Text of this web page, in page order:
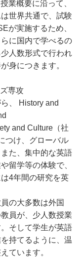
業概要に沿って、
世界共通で、試験
が実施するため、
に国内で学べるの
人数形式で行われ
身につきます。
専攻
、 History and
and Culture（社
つけ、グローバル
た、集中的な英語
留学等の体験で、
4年間の研究を英
の大多数は外国
員が、少人数授業
そして学生が英語
持てるように、温
ています。